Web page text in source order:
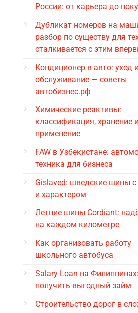
России: от карьера до
Дубликат номеров на
разбор по существу для
сталкивается с этим
Кондиционер в авто: уход и
обслуживание — советы
автобизнес.рф
Химические реактивы:
классификация, хранение и
применение
FAW в Узбекистане:
техника для бизнеса
Gislaved: шведские шины с
и характером
Летние шины Cordiant:
на каждом километре
Как организовать работу
школьного автобуса
Salary Loan на
получить выгодный займ
Строительство дорог в